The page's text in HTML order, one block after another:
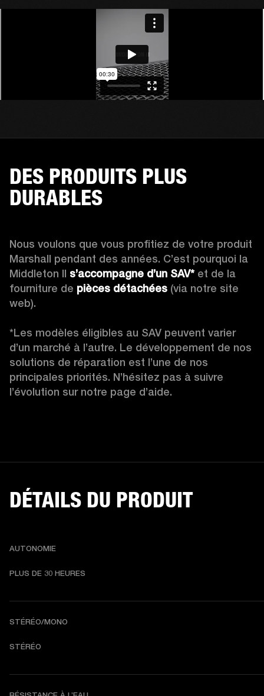
DES PRODUITS PLUS
DURABLES
Nous voulons que vous profitiez de votre produit
Marshall pendant des années. C’est pourquoi la
Middleton II s’accompagne d’un SAV* et de la
fourniture de pièces détachées (via notre site
web).
*Les modèles éligibles au SAV peuvent varier
d’un marché à l’autre. Le développement de nos
solutions de réparation est l’une de nos
principales priorités. N’hésitez pas à suivre
l’évolution sur notre page d’aide.
DÉTAILS DU PRODUIT
AUTONOMIE
PLUS DE 30 HEURES
STÉRÉO/MONO
STÉRÉO